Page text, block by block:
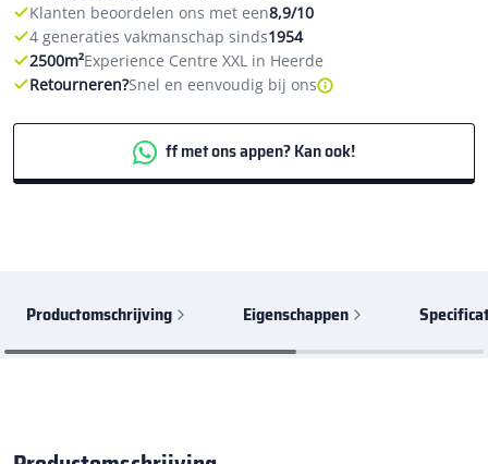
Klanten beoordelen ons met een8,9/10
4 generaties vakmanschap sinds1954
2500m²Experience Centre XXL in Heerde
Retourneren?Snel en eenvoudig bij ons
ff met ons appen? Kan ook!
Productomschrijving Eigenschappen